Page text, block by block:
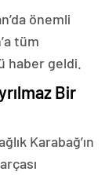
önemli
tüm
haber geldi.
Bir
Karabağ’ın